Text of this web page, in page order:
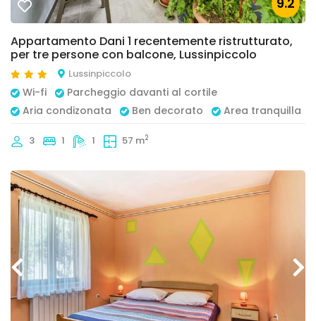
9.2
Appartamento Dani 1 recentemente ristrutturato,
per tre persone con balcone, Lussinpiccolo
Lussinpiccolo
Wi-fi
Parcheggio davanti al cortile
Aria condizonata
Ben decorato Area tranquilla
3 1 1 57 m2